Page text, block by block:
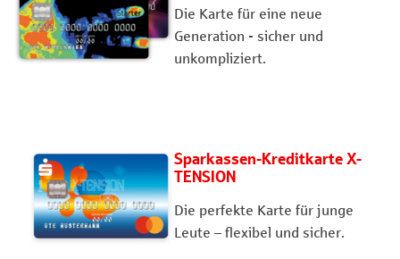
Die Karte für eine neue
Generation - sicher und
unkompliziert.
Sparkassen-Kreditkarte X-
TENSION
Die perfekte Karte für junge
Leute – flexibel und sicher.